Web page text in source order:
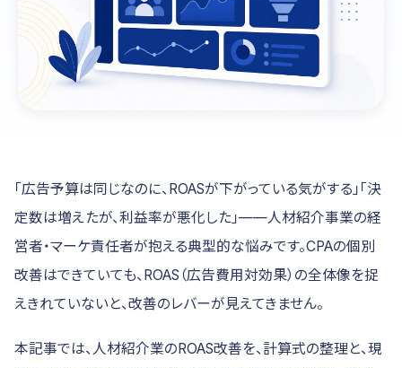
「広告予算は同じなのに、ROASが下がっている気がする」「決
定数は増えたが、利益率が悪化した」——人材紹介事業の経
営者・マーケ責任者が抱える典型的な悩みです。CPAの個別
改善はできていても、ROAS（広告費用対効果）の全体像を捉
えきれていないと、改善のレバーが見えてきません。
本記事では、人材紹介業のROAS改善を、計算式の整理と、現